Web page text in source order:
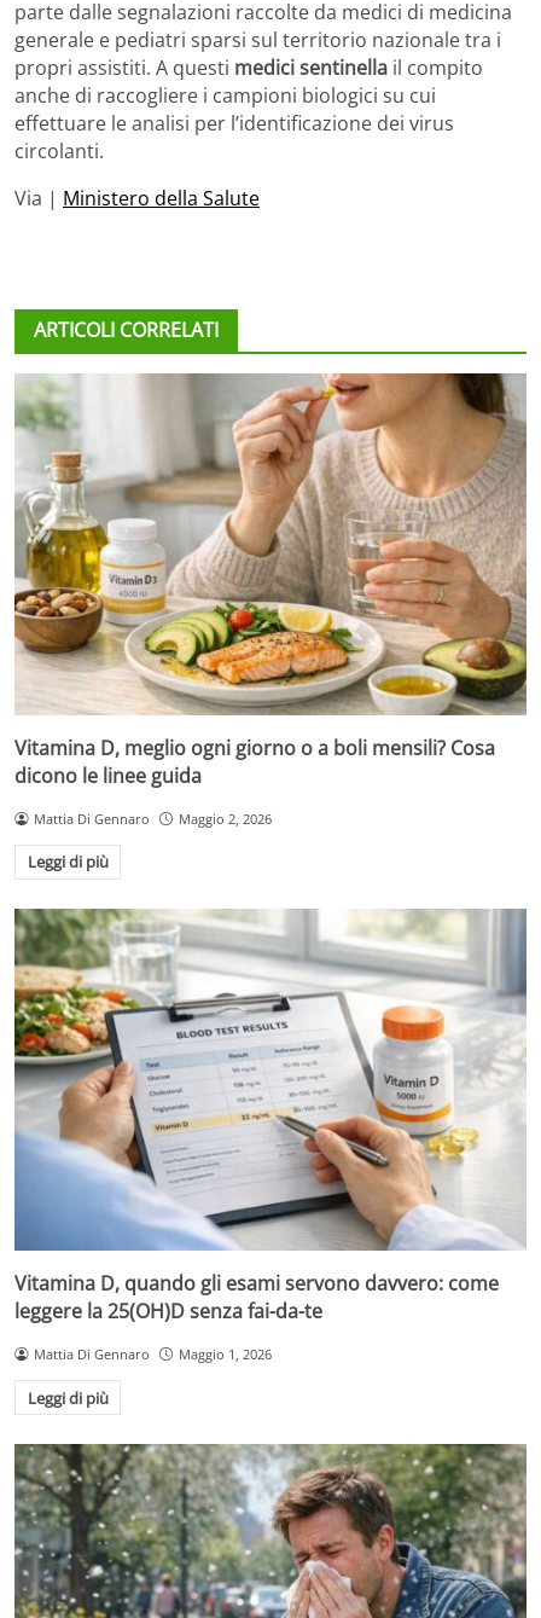
parte dalle segnalazioni raccolte da medici di medicina
generale e pediatri sparsi sul territorio nazionale tra i
propri assistiti. A questi medici sentinella il compito
anche di raccogliere i campioni biologici su cui
effettuare le analisi per l’identificazione dei virus
circolanti.
Via | Ministero della Salute
ARTICOLI CORRELATI
Vitamina D, meglio ogni giorno o a boli mensili? Cosa
dicono le linee guida
Mattia Di Gennaro Maggio 2, 2026
Leggi di più
Vitamina D, quando gli esami servono davvero: come
leggere la 25(OH)D senza fai-da-te
Mattia Di Gennaro Maggio 1, 2026
Leggi di più